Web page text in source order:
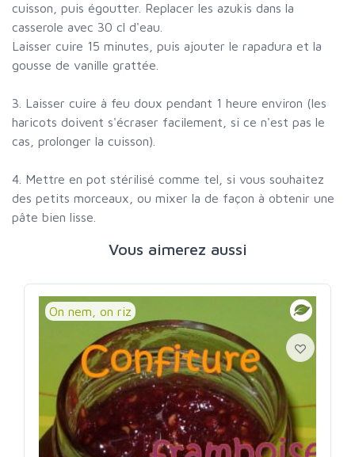
cuisson, puis égoutter. Replacer les azukis dans la
casserole avec 30 cl d'eau.
Laisser cuire 15 minutes, puis ajouter le rapadura et la
gousse de vanille grattée.
3. Laisser cuire à feu doux pendant 1 heure environ (les
haricots doivent s'écraser facilement, si ce n'est pas le
cas, prolonger la cuisson).
4. Mettre en pot stérilisé comme tel, si vous souhaitez
des petits morceaux, ou mixer la de façon à obtenir une
pâte bien lisse.
Vous aimerez aussi
On nem, on riz